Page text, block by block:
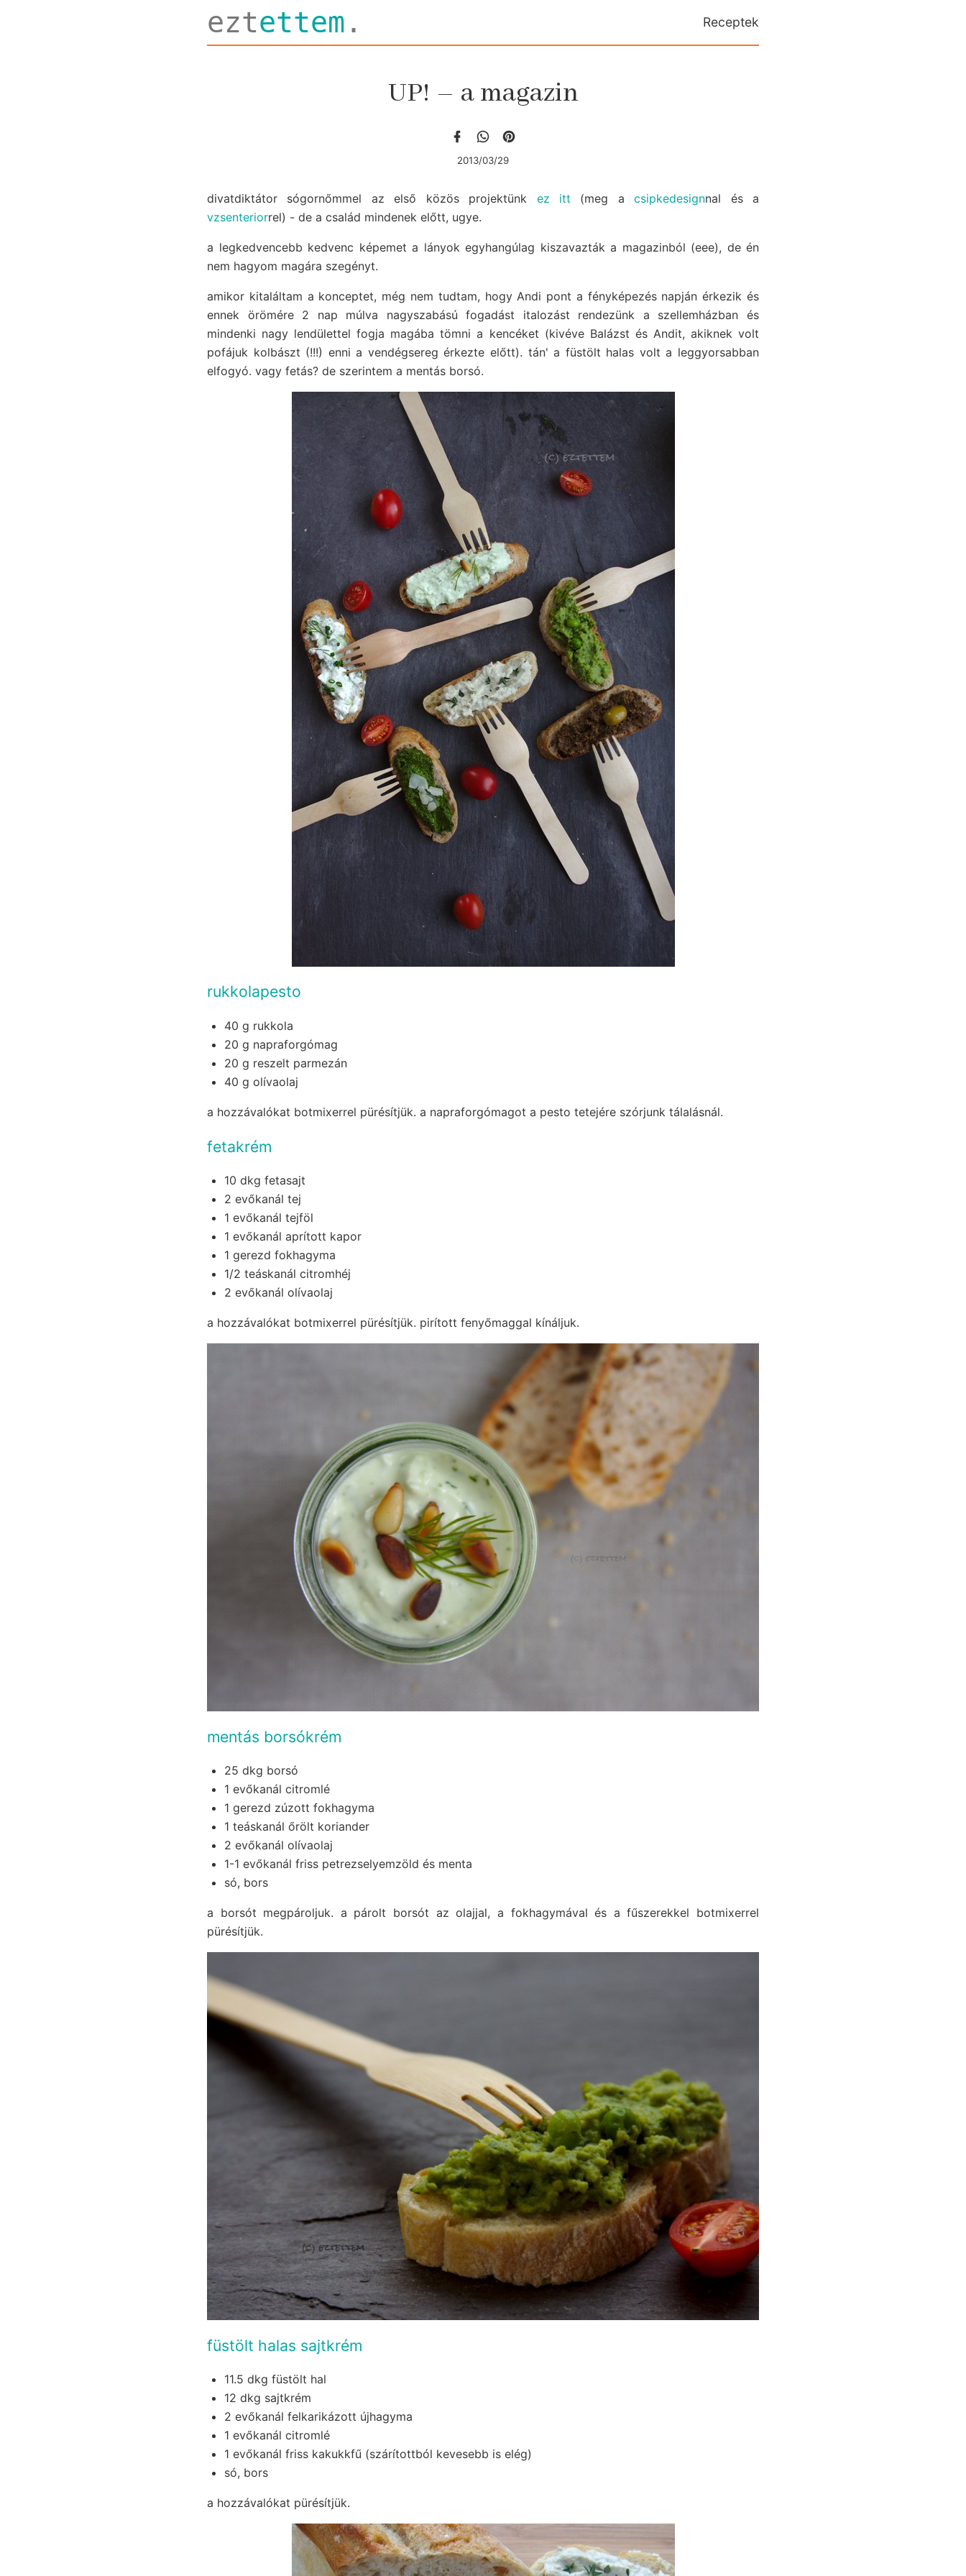
eztettem . Receptek
UP! – a magazin
2013/03/29
divatdiktátor sógornőmmel az első közös projektünk ez itt (meg acsipkedesignnal és a
vzsenteriorrel) - de a család mindenek előtt, ugye.
a legkedvencebb kedvenc képemet a lányok egyhangúlag kiszavazták a magazinból (eee), de én
nem hagyom magára szegényt.
amikor kitaláltam a konceptet, még nem tudtam, hogy Andi pont a fényképezés napján érkezik és
ennek örömére 2 nap múlva nagyszabású fogadást italozást rendezünk a szellemházban és
mindenki nagy lendülettel fogja magába tömni a kencéket (kivéve Balázst és Andit, akiknek volt
pofájuk kolbászt (!!!) enni a vendégsereg érkezte előtt). tán' a füstölt halas volt a leggyorsabban
elfogyó. vagy fetás? de szerintem a mentás borsó.
rukkolapesto
40 g rukkola
20 g napraforgómag
20 g reszelt parmezán
40 g olívaolaj
a hozzávalókat botmixerrel pürésítjük. a napraforgómagot a pesto tetejére szórjunk tálalásnál.
fetakrém
10 dkg fetasajt
2 evőkanál tej
1 evőkanál tejföl
1 evőkanál aprított kapor
1 gerezd fokhagyma
1/2 teáskanál citromhéj
2 evőkanál olívaolaj
a hozzávalókat botmixerrel pürésítjük. pirított fenyőmaggal kínáljuk.
mentás borsókrém
25 dkg borsó
1 evőkanál citromlé
1 gerezd zúzott fokhagyma
1 teáskanál őrölt koriander
2 evőkanál olívaolaj
1-1 evőkanál friss petrezselyemzöld és menta
só, bors
a borsót megpároljuk. a párolt borsót az olajjal, a fokhagymával és a fűszerekkel botmixerrel
pürésítjük.
füstölt halas sajtkrém
11.5 dkg füstölt hal
12 dkg sajtkrém
2 evőkanál felkarikázott újhagyma
1 evőkanál citromlé
1 evőkanál friss kakukkfű (szárítottból kevesebb is elég)
só, bors
a hozzávalókat pürésítjük.